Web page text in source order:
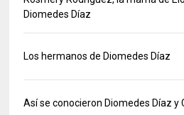
Diomedes Díaz
Los hermanos de Diomedes Díaz
Así se conocieron Diomedes Díaz y